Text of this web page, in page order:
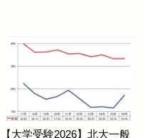
【大学受験2026】北大一般